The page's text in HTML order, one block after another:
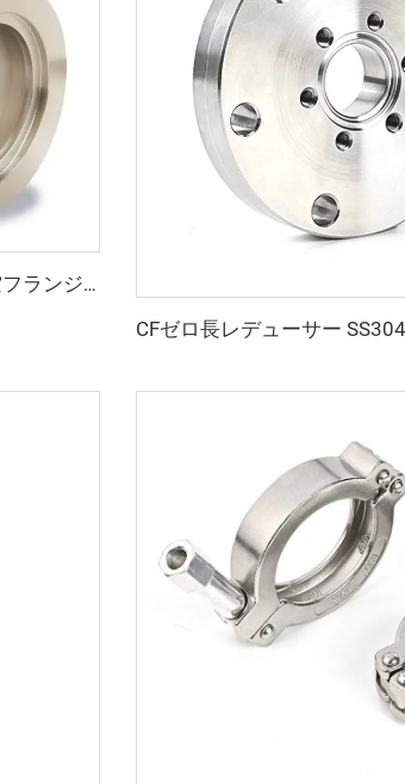
ISO-K コニカルレデューサー溶接真空フランジ ISO80xISO63-ISO100xISO80 SS304/SS316L ステンレス鋼 高品質真空継手